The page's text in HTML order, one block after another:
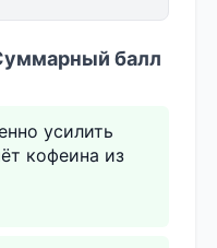
балл
усилить
кофеина из